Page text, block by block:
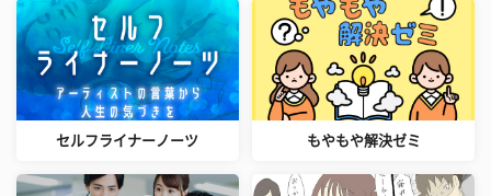
セルフライナーノーツ もやもや解決ゼミ